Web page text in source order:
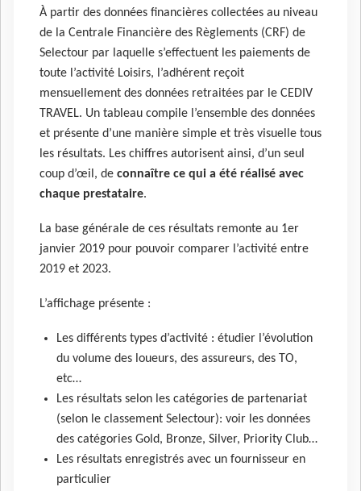
À partir des données financières collectées au niveau
de la Centrale Financière des Règlements (CRF) de
Selectour par laquelle s’effectuent les paiements de
toute l’activité Loisirs, l’adhérent reçoit
mensuellement des données retraitées par le CEDIV
TRAVEL. Un tableau compile l’ensemble des données
et présente d’une manière simple et très visuelle tous
les résultats. Les chiffres autorisent ainsi, d’un seul
coup d’œil, de connaître ce qui a été réalisé avec
chaque prestataire.
La base générale de ces résultats remonte au 1er
janvier 2019 pour pouvoir comparer l’activité entre
2019 et 2023.
L’affichage présente :
Les différents types d’activité : étudier l’évolution
du volume des loueurs, des assureurs, des TO,
etc…
Les résultats selon les catégories de partenariat
(selon le classement Selectour): voir les données
des catégories Gold, Bronze, Silver, Priority Club…
Les résultats enregistrés avec un fournisseur en
particulier